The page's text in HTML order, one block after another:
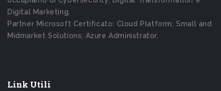
Digital Marketing.
Partner Microsoft Certificato: Cloud Platform; Small and
Midmarket Solutions; Azure Administrator.
Link Utili